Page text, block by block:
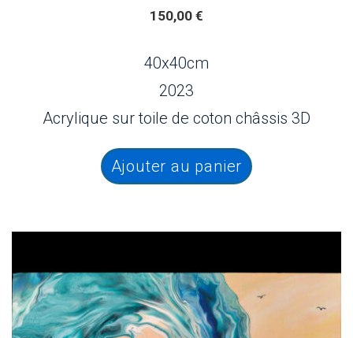
150,00 €
40x40cm
2023
Acrylique sur toile de coton châssis 3D
Ajouter au panier